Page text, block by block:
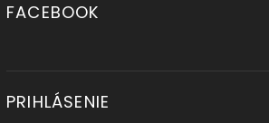
FACEBOOK
PRIHLÁSENIE